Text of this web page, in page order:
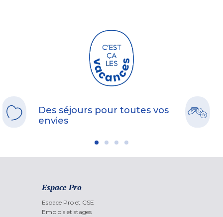
Des séjours pour toutes vos
envies
Espace Pro
Espace Pro et CSE
Emplois et stages